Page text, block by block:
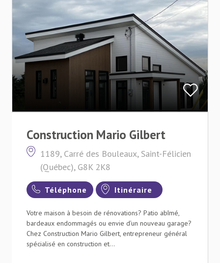
Construction Mario Gilbert
1189, Carré des Bouleaux, Saint-Félicien
(Québec), G8K 2K8
Téléphone Itinéraire
Votre maison à besoin de rénovations? Patio abîmé,
bardeaux endommagés ou envie d’un nouveau garage?
Chez Construction Mario Gilbert, entrepreneur général
spécialisé en construction et...